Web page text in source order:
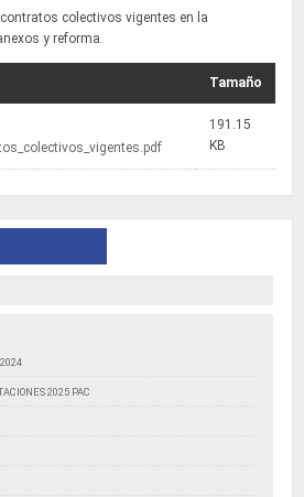
colectivos vigentes en la
y reforma.
Tamaño
191.15
KB
2025 PAC